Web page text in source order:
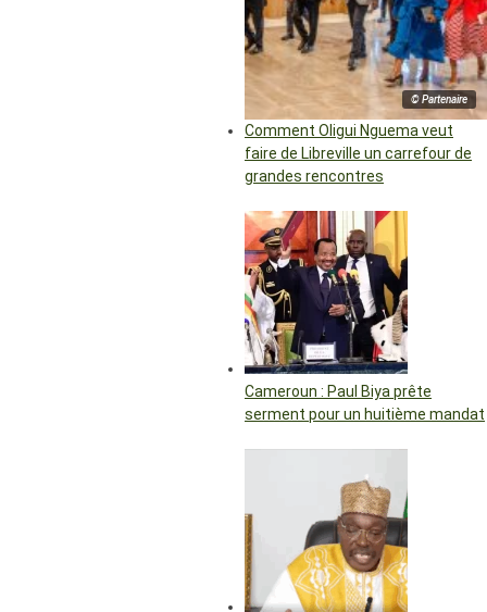
© Partenaire
Comment Oligui Nguema veut
faire de Libreville un carrefour de
grandes rencontres
Cameroun : Paul Biya prête
serment pour un huitième mandat